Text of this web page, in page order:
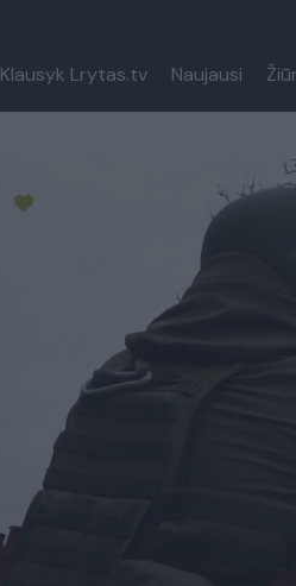
Klausyk Lrytas.tv Naujausi